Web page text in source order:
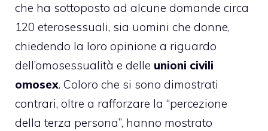
che ha sottoposto ad alcune domande circa
120 eterosessuali, sia uomini che donne,
chiedendo la loro opinione a riguardo
dell’omosessualità e delle unioni civili
omosex. Coloro che si sono dimostrati
contrari, oltre a rafforzare la “percezione
della terza persona”, hanno mostrato